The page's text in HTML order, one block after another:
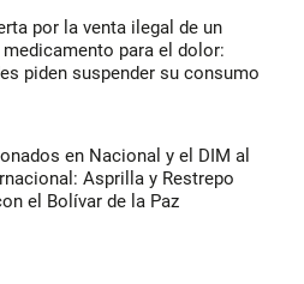
por la venta ilegal de un
para el dolor:
piden suspender su consumo
en Nacional y el DIM al
Asprilla y Restrepo
el Bolívar de la Paz